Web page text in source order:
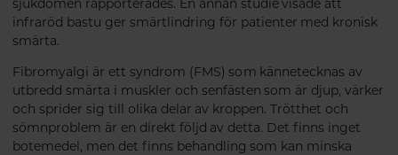
sjukdomen rapporterades. En annan studie visade att
infraröd bastu ger smärtlindring för patienter med kronisk
smärta.
Fibromyalgi är ett syndrom (FMS) som kännetecknas av
utbredd smärta i muskler och senfästen som är djup, värker
och sprider sig till olika delar av kroppen. Trötthet och
sömnproblem är en direkt följd av detta. Det finns inget
botemedel, men det finns behandling som kan minska